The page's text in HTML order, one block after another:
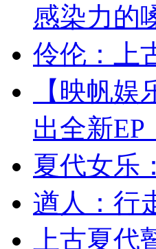
感染力的
伶伦：上
【映帆
出全新
夏代女乐
遒人：行
上古夏